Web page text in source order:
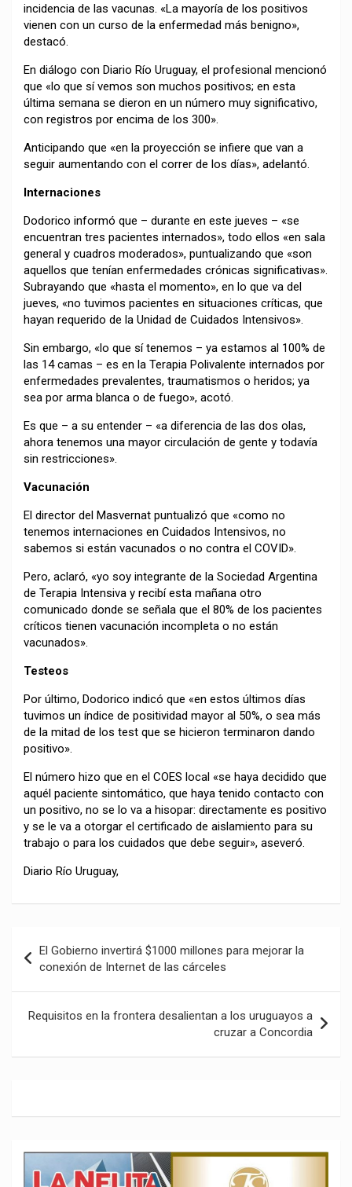
incidencia de las vacunas. «La mayoría de los positivos
vienen con un curso de la enfermedad más benigno»,
destacó.
En diálogo con Diario Río Uruguay, el profesional mencionó
que «lo que sí vemos son muchos positivos; en esta
última semana se dieron en un número muy significativo,
con registros por encima de los 300».
Anticipando que «en la proyección se infiere que van a
seguir aumentando con el correr de los días», adelantó.
Internaciones
Dodorico informó que – durante en este jueves – «se
encuentran tres pacientes internados», todo ellos «en sala
general y cuadros moderados», puntualizando que «son
aquellos que tenían enfermedades crónicas significativas».
Subrayando que «hasta el momento», en lo que va del
jueves, «no tuvimos pacientes en situaciones críticas, que
hayan requerido de la Unidad de Cuidados Intensivos».
Sin embargo, «lo que sí tenemos – ya estamos al 100% de
las 14 camas – es en la Terapia Polivalente internados por
enfermedades prevalentes, traumatismos o heridos; ya
sea por arma blanca o de fuego», acotó.
Es que – a su entender – «a diferencia de las dos olas,
ahora tenemos una mayor circulación de gente y todavía
sin restricciones».
Vacunación
El director del Masvernat puntualizó que «como no
tenemos internaciones en Cuidados Intensivos, no
sabemos si están vacunados o no contra el COVID».
Pero, aclaró, «yo soy integrante de la Sociedad Argentina
de Terapia Intensiva y recibí esta mañana otro
comunicado donde se señala que el 80% de los pacientes
críticos tienen vacunación incompleta o no están
vacunados».
Testeos
Por último, Dodorico indicó que «en estos últimos días
tuvimos un índice de positividad mayor al 50%, o sea más
de la mitad de los test que se hicieron terminaron dando
positivo».
El número hizo que en el COES local «se haya decidido que
aquél paciente sintomático, que haya tenido contacto con
un positivo, no se lo va a hisopar: directamente es positivo
y se le va a otorgar el certificado de aislamiento para su
trabajo o para los cuidados que debe seguir», aseveró.
Diario Río Uruguay,
de
entradas
El Gobierno invertirá $1000 millones para mejorar la
conexión de Internet de las cárceles
Requisitos en la frontera desalientan a los uruguayos a
cruzar a Concordia